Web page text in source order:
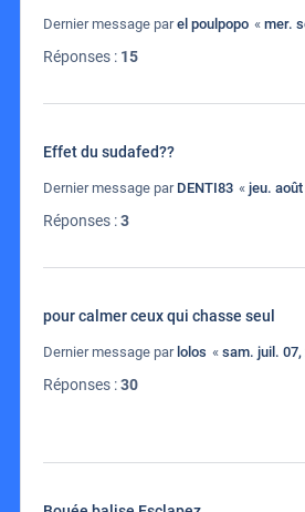
Dernier message parel poulpopo « mer.
Réponses : 15
Effet du sudafed??
Dernier message par DENTI83 « jeu. août
Réponses :3
pour calmer ceux qui chasse seul
Dernier message parlolos « sam. juil. 07,
Réponses :30